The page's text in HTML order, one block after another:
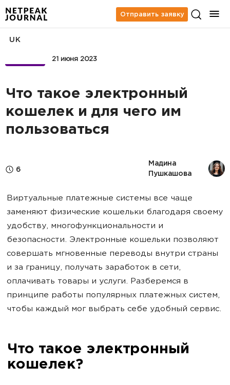
Отправить заявку
21 июня 2023
UK
Что такое электронный
кошелек и для чего им
пользоваться
6
Мадина
Пушкашова
Виртуальные платежные системы все чаще
заменяют физические кошельки благодаря своему
удобству, многофункциональности и
безопасности. Электронные кошельки позволяют
совершать мгновенные переводы внутри страны
и за границу, получать заработок в сети,
оплачивать товары и услуги. Разберемся в
принципе работы популярных платежных систем,
чтобы каждый мог выбрать себе удобный сервис.
Что такое электронный
кошелек?